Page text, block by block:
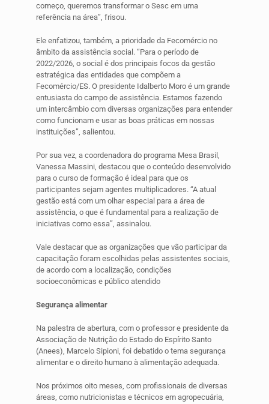
começo, queremos transformar o Sesc em uma
referência na área”, frisou.
Ele enfatizou, também, a prioridade da Fecomércio no
âmbito da assistência social. “Para o período de
2022/2026, o social é dos principais focos da gestão
estratégica das entidades que compõem a
Fecomércio/ES. O presidente Idalberto Moro é um grande
entusiasta do campo de assistência. Estamos fazendo
um intercâmbio com diversas organizações para entender
como funcionam e usar as boas práticas em nossas
instituições”, salientou.
Por sua vez, a coordenadora do programa Mesa Brasil,
Vanessa Massini, destacou que o conteúdo desenvolvido
para o curso de formação é ideal para que os
participantes sejam agentes multiplicadores. “A atual
gestão está com um olhar especial para a área de
assistência, o que é fundamental para a realização de
iniciativas como essa”, assinalou.
Vale destacar que as organizações que vão participar da
capacitação foram escolhidas pelas assistentes sociais,
de acordo com a localização, condições
socioeconômicas e público atendido
Segurança alimentar
Na palestra de abertura, com o professor e presidente da
Associação de Nutrição do Estado do Espírito Santo
(Anees), Marcelo Sipioni, foi debatido o tema segurança
alimentar e o direito humano à alimentação adequada.
Nos próximos oito meses, com profissionais de diversas
áreas, como nutricionistas e técnicos em agropecuária,